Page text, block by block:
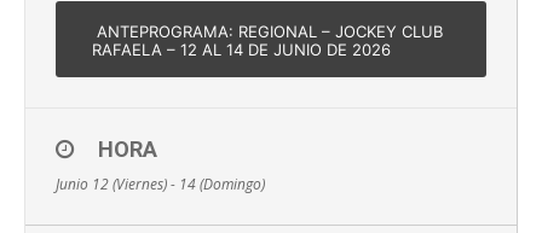
ANTEPROGRAMA: REGIONAL – JOCKEY CLUB
RAFAELA – 12 AL 14 DE JUNIO DE 2026
HORA
Junio 12 (Viernes) - 14 (Domingo)